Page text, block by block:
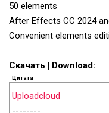
50 elements
After Effects CC 2024
Convenient elements
Скачать | Download:
Цитата
Uploadcloud
--------